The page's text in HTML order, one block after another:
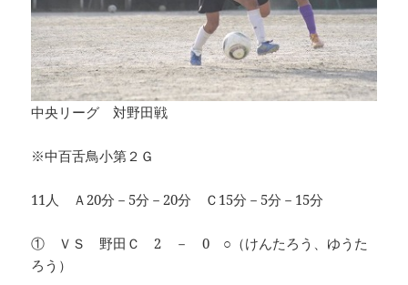
中央リーグ 対野田戦
※中百舌鳥小第２Ｇ
11人 Ａ20分－5分－20分 Ｃ15分－5分－15分
① ＶＳ 野田Ｃ 2 － 0 ○（けんたろう、ゆうた
ろう）